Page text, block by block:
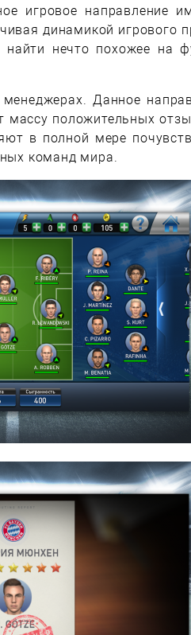
игровое направление
динамикой игрового
найти нечто похожее на
Данное
массу положительных
в полной мере
команд мира.